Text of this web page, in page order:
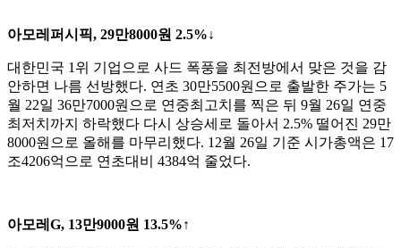
아모레퍼시픽, 29만8000원 2.5%↓
대한민국 1위 기업으로 사드 폭풍을 최전방에서 맞은 것을 감
안하면 나름 선방했다. 연초 30만5500원으로 출발한 주가는 5
월 22일 36만7000원으로 연중최고치를 찍은 뒤 9월 26일 연중
최저치까지 하락했다 다시 상승세로 돌아서 2.5% 떨어진 29만
8000원으로 올해를 마무리했다. 12월 26일 기준 시가총액은 17
조4206억으로 연초대비 4384억 줄었다.
아모레G, 13만9000원 13.5%↑